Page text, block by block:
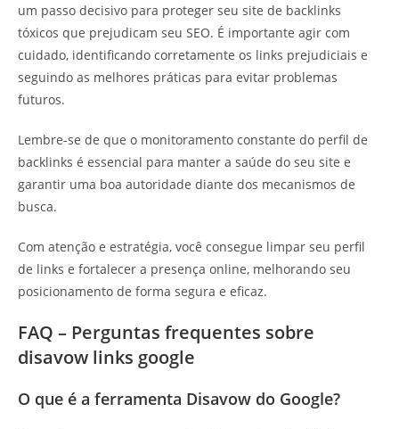
um passo decisivo para proteger seu site de backlinks
tóxicos que prejudicam seu SEO. É importante agir com
cuidado, identificando corretamente os links prejudiciais e
seguindo as melhores práticas para evitar problemas
futuros.
Lembre-se de que o monitoramento constante do perfil de
backlinks é essencial para manter a saúde do seu site e
garantir uma boa autoridade diante dos mecanismos de
busca.
Com atenção e estratégia, você consegue limpar seu perfil
de links e fortalecer a presença online, melhorando seu
posicionamento de forma segura e eficaz.
FAQ – Perguntas frequentes sobre
disavow links google
O que é a ferramenta Disavow do Google?